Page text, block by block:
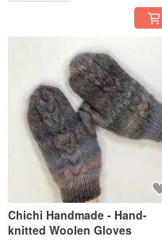
Chichi Handmade - Hand-
knitted Woolen Gloves